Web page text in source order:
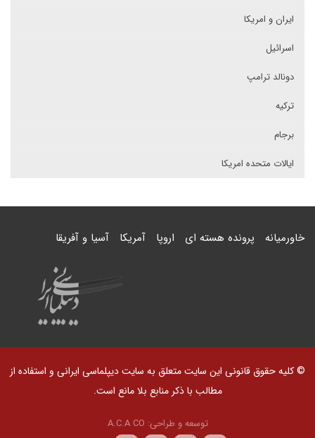
ایران و امریکا
اسرائیل
دونالد ترامپ
ترکیه
برجام
ایالات متحده امریکا
خاورمیانه پرونده هسته ای اروپا آمریکا آسیا و آفریقا
© کلیه حقوق قانونی این سایت متعلق به سایت دیپلماسی ایرانی و استفاده از
مطالب با ذکر منابع بلا مانع است.
توسعه و طراحی: A.C.A CO